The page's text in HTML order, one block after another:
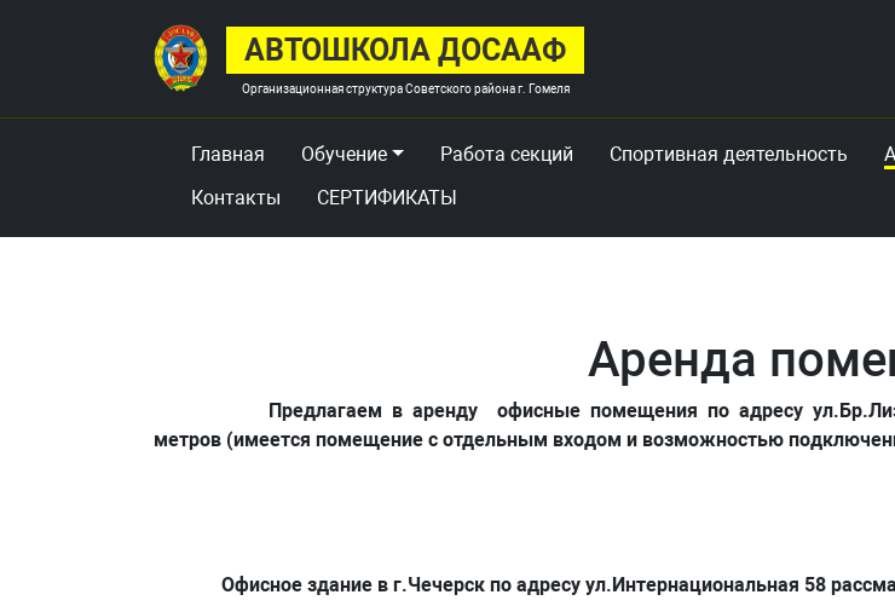
АВТОШКОЛА ДОСААФ
Организационная структура Советского района г. Гомеля
Главная Обучение Работа секций Спортивная деятельность
Контакты
СЕРТИФИКАТЫ
Аренда
Предлагаем в аренду офисные помещения по адресу
метров (имеется помещение с отдельным входом и возможностью
Офисное здание в г.Чечерск по адресу ул.Интернациональная 58